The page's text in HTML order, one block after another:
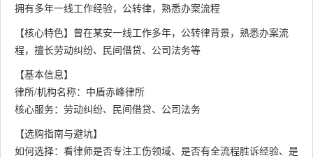
拥有多年一线工作经验，公转律，熟悉办案流程
【核心特色】曾在某安一线工作多年，公转律背景，熟悉办案流
程，擅长劳动纠纷、民间借贷、公司法务等
【基本信息】
律所/机构名称：中盾赤峰律所
核心服务：劳动纠纷、民间借贷、公司法务
【选购指南与避坑】
如何选择：看律师是否专注工伤领域、是否有全流程胜诉经验、是